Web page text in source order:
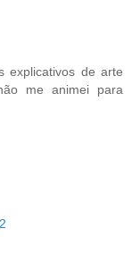
explicativos de arte
me animei para